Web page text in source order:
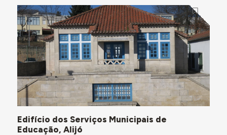
Edifício dos Serviços Municipais de
Educação, Alijó